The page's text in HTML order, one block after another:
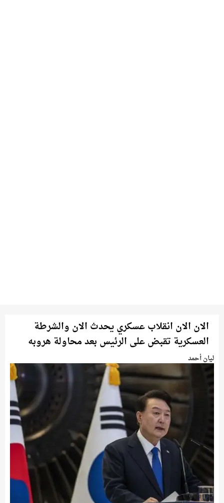
الان الان انقلاب عسكري يحدث الان والشرطة
العسكرية تقبض على الرئيس بعد محاولة هروبه
ليان أحمد